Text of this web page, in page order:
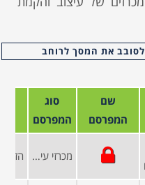
את המסך לרוחב
שם
המפרסם
סוג
המפרסם
מכרזי עיריות ומועצות